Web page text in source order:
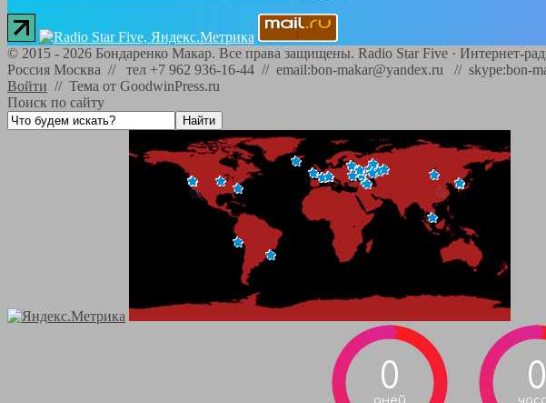
© 2015 - 2026 Бондаренко Макар. Все права защищены. Radio Star Five · Интернет-
Россия Москва // тел +7 962 936-16-44 // email:bon-makar@yandex.ru // skype:bon-
Войти // Тема от GoodwinPress.ru
Поиск по сайту
0
дней
0